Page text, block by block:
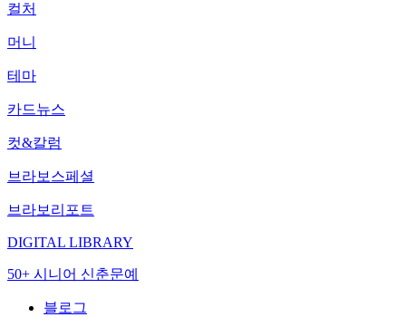
컬처
머니
테마
카드뉴스
컷&칼럼
브라보스페셜
브라보리포트
DIGITAL LIBRARY
50+ 시니어 신춘문예
블로그